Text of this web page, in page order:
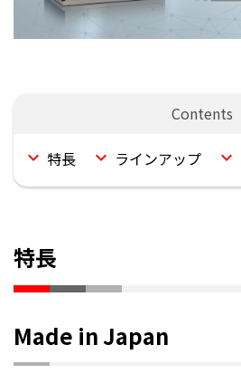
特長 ラインアップ
特長
Made in Japan